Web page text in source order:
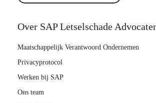
Over SAP Letselschade
Maatschappelijk Verantwoord Ondernemen
Privacyprotocol
Werken bij SAP
Ons team